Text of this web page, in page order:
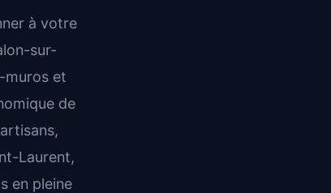
à votre
sur-
muros et
de
Laurent,
en pleine